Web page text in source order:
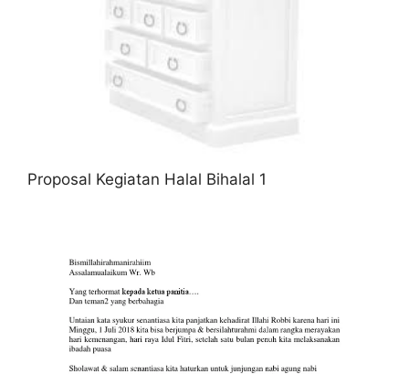
Proposal Kegiatan Halal Bihalal 1